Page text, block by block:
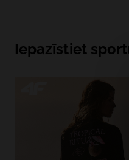
Iepazīstiet